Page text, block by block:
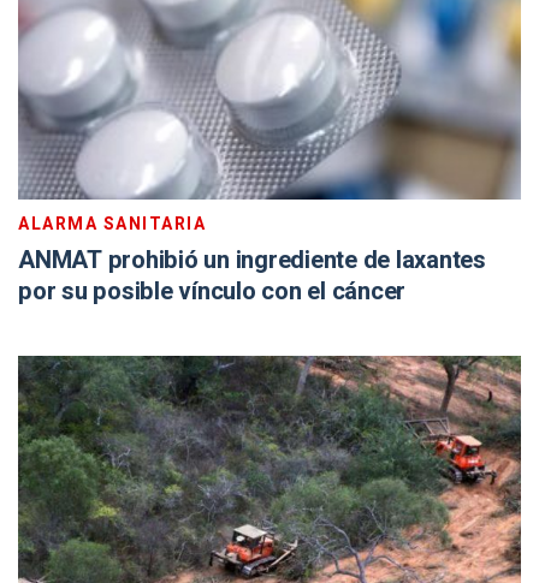
ALARMA SANITARIA
ANMAT prohibió un ingrediente de laxantes
por su posible vínculo con el cáncer